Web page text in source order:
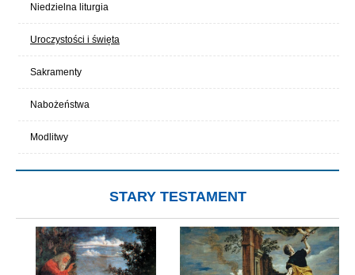
Niedzielna liturgia
Uroczystości i święta
Sakramenty
Nabożeństwa
Modlitwy
STARY TESTAMENT